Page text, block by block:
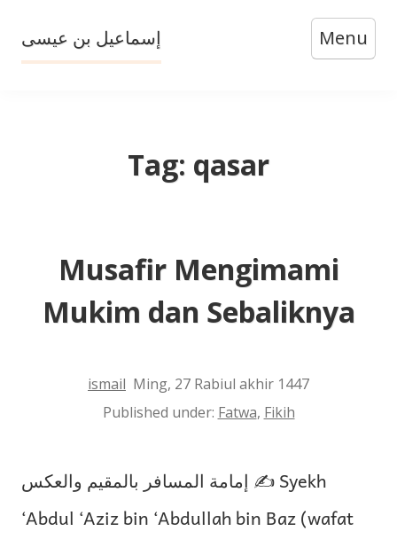
content
إسماعيل بن عيسى Menu
Tag: qasar
Musafir Mengimami
Mukim dan Sebaliknya
ismail Ming, 27 Rabiul akhir 1447
Published under: Fatwa, Fikih
إمامة المسافر بالمقيم والعكس ✍️ Syekh
‘Abdul ‘Aziz bin ‘Abdullah bin Baz (wafat